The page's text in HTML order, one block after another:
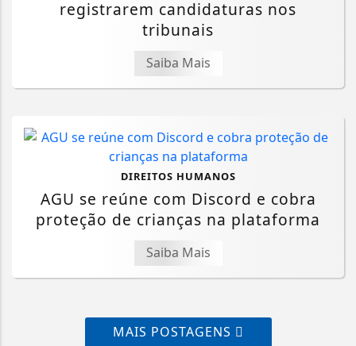
registrarem candidaturas nos
tribunais
Saiba Mais
DIREITOS HUMANOS
AGU se reúne com Discord e cobra
proteção de crianças na plataforma
Saiba Mais
MAIS POSTAGENS